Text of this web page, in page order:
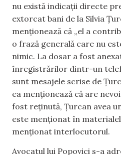
nu există indicații directe
extorcat bani de la Silvia
menționează că „el a
o frază generală care nu
nimic. La dosar a fost
înregistrărilor dintr-un
sunt mesajele scrise de
ea menționează că are
fost reținută, Țurcan avea
este menționat în
menționat interlocutorul.
Avocatul lui Popovici s-a